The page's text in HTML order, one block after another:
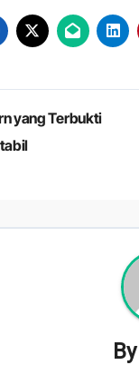
yang Terbukti
By